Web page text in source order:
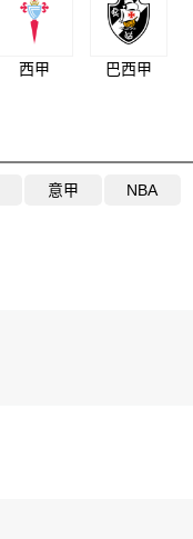
西甲 巴西甲
意甲 NBA